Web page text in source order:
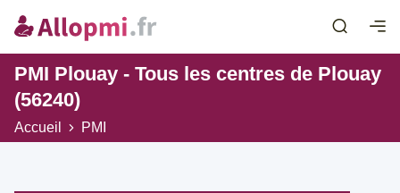
PMI Plouay - Tous les centres de Plouay
(56240)
Accueil PMI